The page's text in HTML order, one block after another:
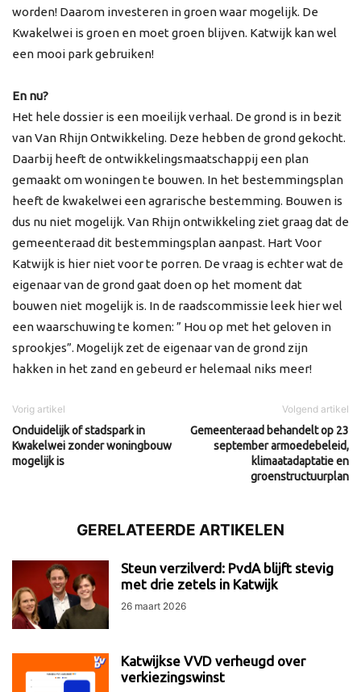
worden! Daarom investeren in groen waar mogelijk. De
Kwakelwei is groen en moet groen blijven. Katwijk kan wel
een mooi park gebruiken!
En nu?
Het hele dossier is een moeilijk verhaal. De grond is in bezit
van Van Rhijn Ontwikkeling. Deze hebben de grond gekocht.
Daarbij heeft de ontwikkelingsmaatschappij een plan
gemaakt om woningen te bouwen. In het bestemmingsplan
heeft de kwakelwei een agrarische bestemming. Bouwen is
dus nu niet mogelijk. Van Rhijn ontwikkeling ziet graag dat de
gemeenteraad dit bestemmingsplan aanpast. Hart Voor
Katwijk is hier niet voor te porren. De vraag is echter wat de
eigenaar van de grond gaat doen op het moment dat
bouwen niet mogelijk is. In de raadscommissie leek hier wel
een waarschuwing te komen: ” Hou op met het geloven in
sprookjes”. Mogelijk zet de eigenaar van de grond zijn
hakken in het zand en gebeurd er helemaal niks meer!
Vorig artikel
Onduidelijk of stadspark in
Kwakelwei zonder woningbouw
mogelijk is
Volgend artikel
Gemeenteraad behandelt op 23
september armoedebeleid,
klimaatadaptatie en
groenstructuurplan
GERELATEERDE ARTIKELEN
Steun verzilverd: PvdA blijft stevig
met drie zetels in Katwijk
26 maart 2026
Katwijkse VVD verheugd over
verkiezingswinst